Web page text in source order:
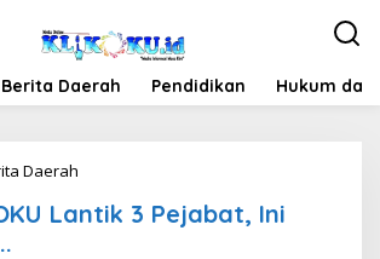
Berita Daerah Pendidikan Hukum
Daerah
OKU
Lantik 3 Pejabat, Ini